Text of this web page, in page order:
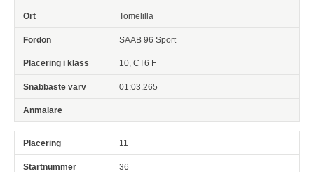
Tomelilla
SAAB 96 Sport
10, CT6 F
01:03.265
11
36